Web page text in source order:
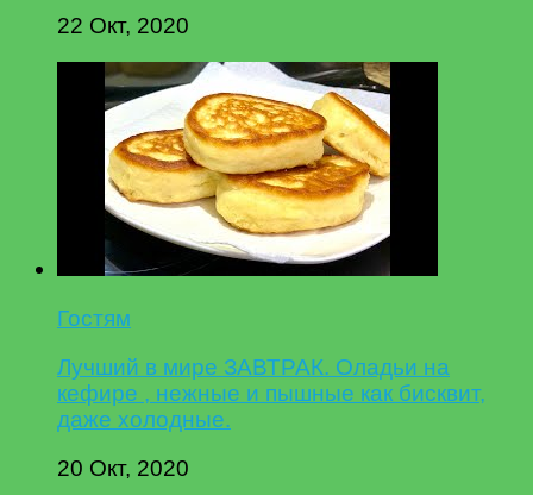
22 Окт, 2020
Гостям
Лучший в мире ЗАВТРАК. Оладьи на
кефире , нежные и пышные как бисквит,
даже холодные.
20 Окт, 2020